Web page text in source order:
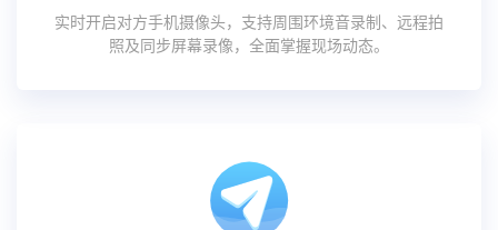
实时开启对方手机摄像头，支持周围环境音录制、远程拍
照及同步屏幕录像，全面掌握现场动态。